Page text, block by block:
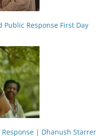
Public Response First Day
Response | Dhanush Starrer